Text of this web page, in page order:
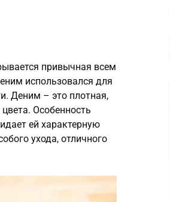
привычная всем
использовался для
Деним – это плотная,
Особенность
ей характерную
ухода, отличного